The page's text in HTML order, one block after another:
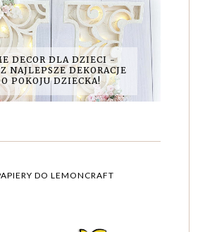
DECOR DLA DZIECI -
NAJLEPSZE DEKORACJE
POKOJU DZIECKA!
DO LEMONCRAFT